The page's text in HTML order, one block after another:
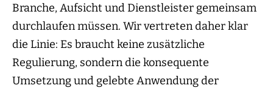
Branche, Aufsicht und Dienstleister gemeinsam
durchlaufen müssen. Wir vertreten daher klar
die Linie: Es braucht keine zusätzliche
Regulierung, sondern die konsequente
Umsetzung und gelebte Anwendung der